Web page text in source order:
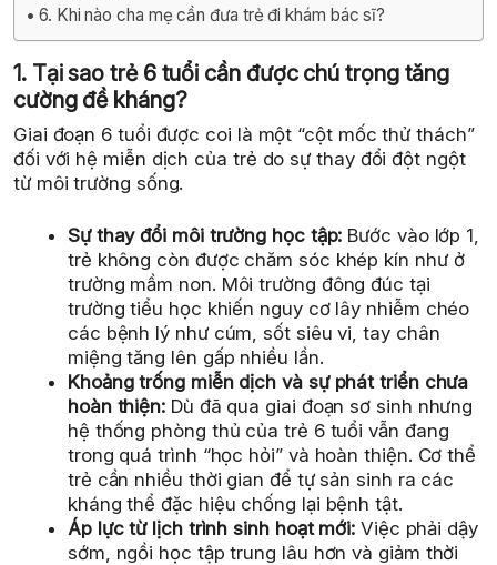
6. Khi nào cha mẹ cần đưa trẻ đi khám bác sĩ?
1. Tại sao trẻ 6 tuổi cần được chú trọng tăng
cường đề kháng?
Giai đoạn 6 tuổi được coi là một “cột mốc thử thách”
đối với hệ miễn dịch của trẻ do sự thay đổi đột ngột
từ môi trường sống.
Sự thay đổi môi trường học tập: Bước vào lớp 1,
trẻ không còn được chăm sóc khép kín như ở
trường mầm non. Môi trường đông đúc tại
trường tiểu học khiến nguy cơ lây nhiễm chéo
các bệnh lý như cúm, sốt siêu vi, tay chân
miệng tăng lên gấp nhiều lần.
Khoảng trống miễn dịch và sự phát triển chưa
hoàn thiện: Dù đã qua giai đoạn sơ sinh nhưng
hệ thống phòng thủ của trẻ 6 tuổi vẫn đang
trong quá trình “học hỏi” và hoàn thiện. Cơ thể
trẻ cần nhiều thời gian để tự sản sinh ra các
kháng thể đặc hiệu chống lại bệnh tật.
Áp lực từ lịch trình sinh hoạt mới: Việc phải dậy
sớm, ngồi học tập trung lâu hơn và giảm thời